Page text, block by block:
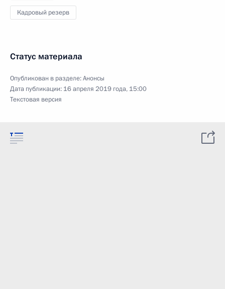
Кадровый резерв
Статус материала
Опубликован в разделе:Анонсы
Дата публикации: 16 апреля 2019 года, 15:00
Текстовая версия